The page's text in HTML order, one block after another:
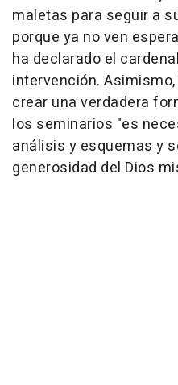
maletas para seguir a
porque ya no ven
ha declarado el
intervención.
crear una verdadera
los seminarios "es
análisis y esquemas y
generosidad del Dios